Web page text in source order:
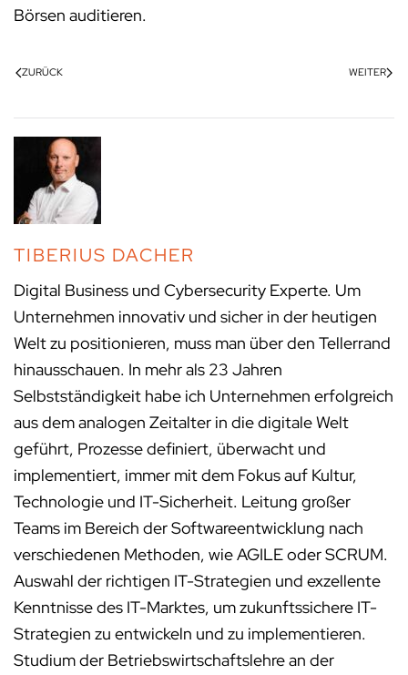
Börsen auditieren.
ZURÜCK WEITER
TIBERIUS DACHER
Digital Business und Cybersecurity Experte. Um
Unternehmen innovativ und sicher in der heutigen
Welt zu positionieren, muss man über den Tellerrand
hinausschauen. In mehr als 23 Jahren
Selbstständigkeit habe ich Unternehmen erfolgreich
aus dem analogen Zeitalter in die digitale Welt
geführt, Prozesse definiert, überwacht und
implementiert, immer mit dem Fokus auf Kultur,
Technologie und IT-Sicherheit. Leitung großer
Teams im Bereich der Softwareentwicklung nach
verschiedenen Methoden, wie AGILE oder SCRUM.
Auswahl der richtigen IT-Strategien und exzellente
Kenntnisse des IT-Marktes, um zukunftssichere IT-
Strategien zu entwickeln und zu implementieren.
Studium der Betriebswirtschaftslehre an der